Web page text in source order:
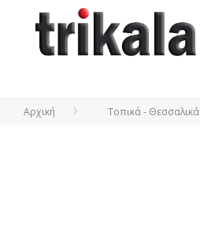
Αρχική Τοπικά - Θεσσαλικά